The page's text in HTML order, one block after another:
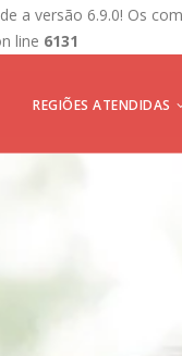
a versão 6.9.0! Os
line 6131
REGIÕES ATENDIDAS